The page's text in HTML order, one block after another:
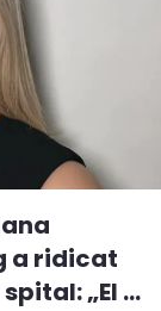
a ridicat
„El ...